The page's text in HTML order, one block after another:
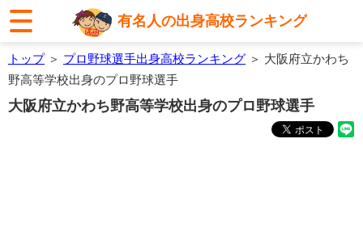
有名人の出身高校ランキング
トップ＞ プロ野球選手出身高校ランキング ＞ 大阪府立かわち
野高等学校出身のプロ野球選手
大阪府立かわち野高等学校出身のプロ野球選手